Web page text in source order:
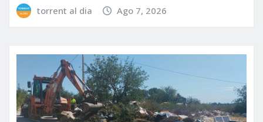
torrent al dia Ago 7, 2026